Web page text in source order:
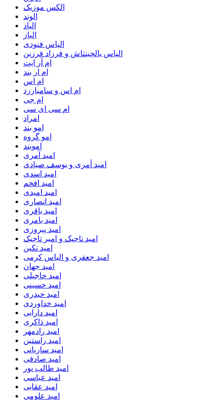
الکس موزیک
الوند
الیاد
الیاز
الیاس فنودی
الیاس یالچینتاش و فرزاد فرزین
ام آر ایت
ام‌ ار بند
ام اس
ام اس و سامیارزد
ام جی
ام سی ای سی
امراد
امو بند
امو گروه
اموبند
امید آمری
امید آمری و یوسف صیادی
امید اسدی
امید افخم
امید امیدی
امید انصاری
امید باقری
امید بامری
امید پیروزی
امید تاجیک و امیر تاجیک
امید تکین
امید جعفری و الیاس کرمی
امید جهان
امید حاجیلی
امید حسینی
امید حیدری
امید خداوردی
امید دارابی
امید ذاکری
امید رادمهر
امید راستین
امید ساربانی
امید صادقی
امید طالب پور
امید عباسی
امید عقابی
امید علومی